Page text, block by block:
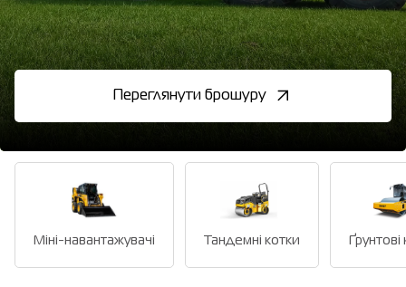
Переглянути брошуру
Міні-навантажувачі Тандемні котки